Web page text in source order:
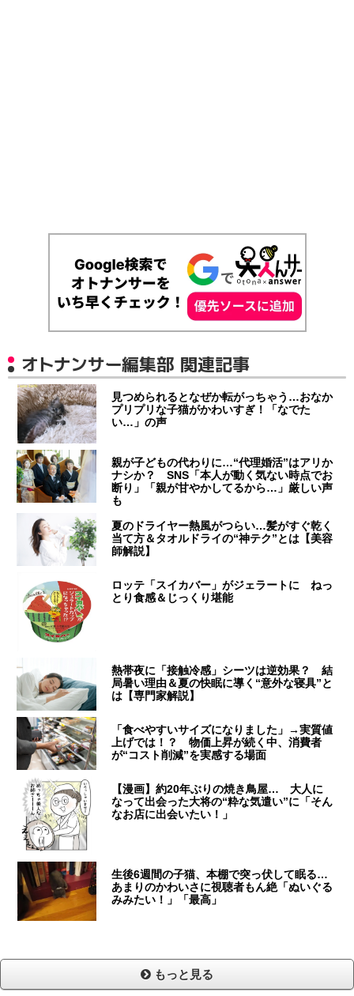
オトナンサー編集部 関連記事
見つめられるとなぜか転がっちゃう…おなか
プリプリな子猫がかわいすぎ！「なでた
い…」の声
親が子どもの代わりに…“代理婚活”はアリか
ナシか？ SNS「本人が動く気ない時点でお
断り」「親が甘やかしてるから…」厳しい声
も
夏のドライヤー熱風がつらい…髪がすぐ乾く
当て方＆タオルドライの“神テク”とは【美容
師解説】
ロッテ「スイカバー」がジェラートに ねっ
とり食感＆じっくり堪能
熱帯夜に「接触冷感」シーツは逆効果？ 結
局暑い理由＆夏の快眠に導く“意外な寝具”と
は【専門家解説】
「食べやすいサイズになりました」→実質値
上げでは！？ 物価上昇が続く中、消費者
が“コスト削減”を実感する場面
【漫画】約20年ぶりの焼き鳥屋… 大人に
なって出会った大将の“粋な気遣い”に「そん
なお店に出会いたい！」
生後6週間の子猫、本棚で突っ伏して眠る…
あまりのかわいさに視聴者もん絶「ぬいぐる
みみたい！」「最高」
もっと見る